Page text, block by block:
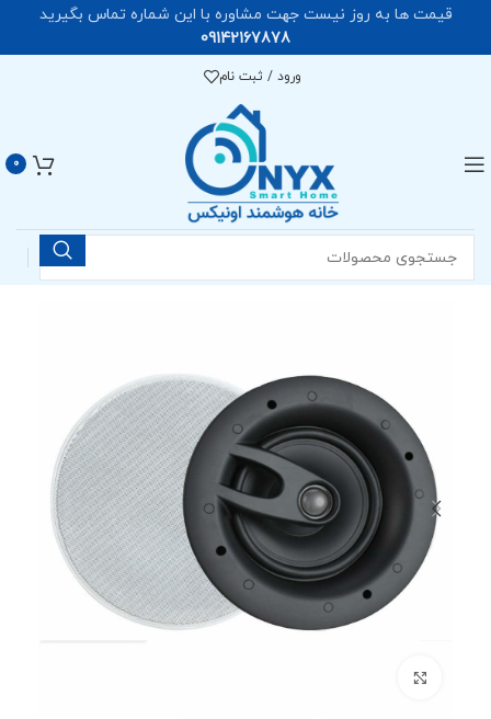
ورود / ثبت نام
0
قیمت ها به روز نیست جهت مشاوره با این شماره تماس بگیرید
09142167878